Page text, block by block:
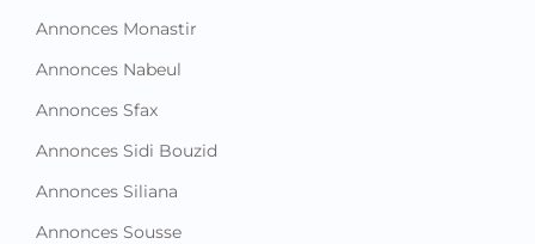
Annonces Monastir
Annonces Nabeul
Annonces Sfax
Annonces Sidi Bouzid
Annonces Siliana
Annonces Sousse